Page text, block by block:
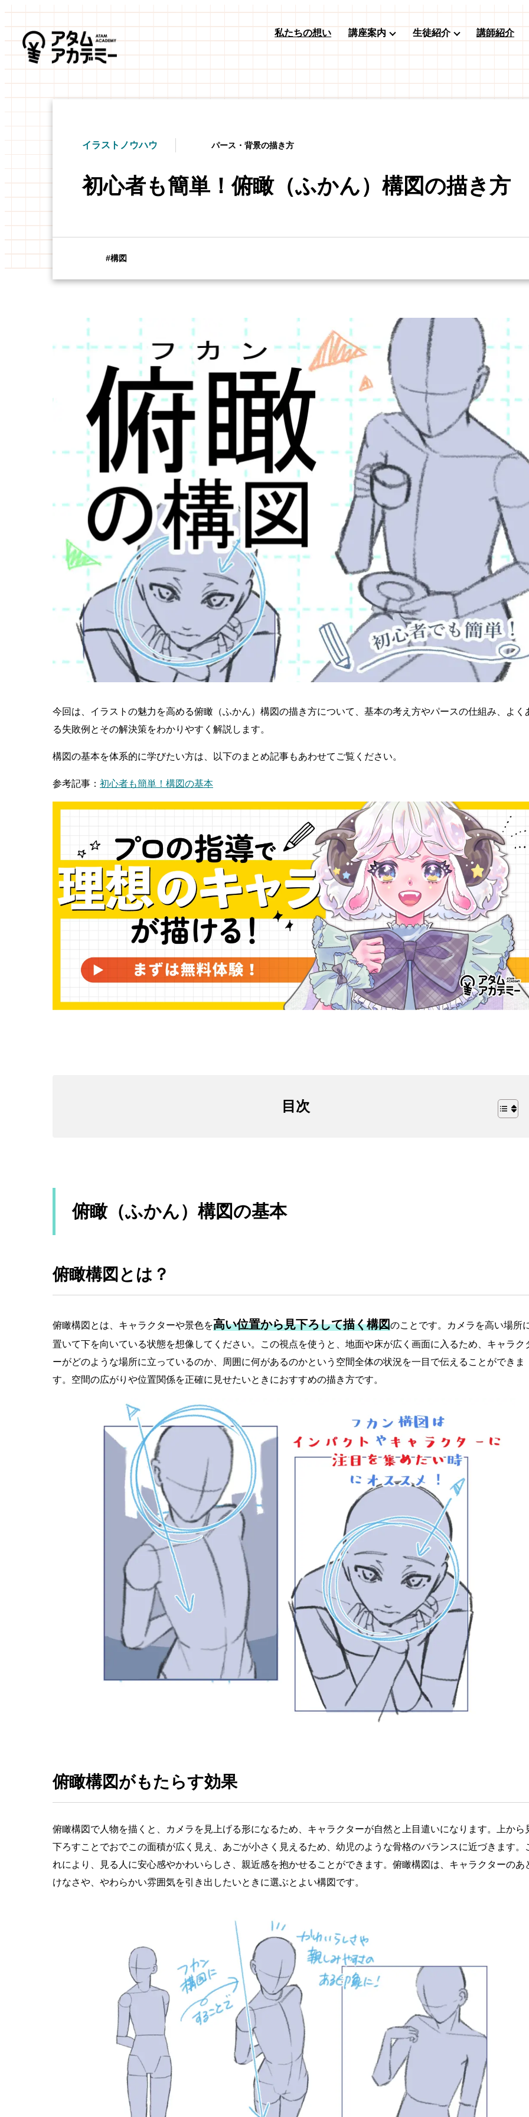
私たちの想い 講座案内 生徒紹介 講師紹介
イラストノウハウ パース・背景の描き方
初心者も簡単！俯瞰（ふかん）構図の描き方
構図
今回は、イラストの魅力を高める俯瞰（ふかん）構図の描き方について、基本の考え方やパースの仕組み、よく
る失敗例とその解決策をわかりやすく解説します。
構図の基本を体系的に学びたい方は、以下のまとめ記事もあわせてご覧ください。
参考記事： 初心者も簡単！構図の基本
目次
俯瞰（ふかん）構図の基本
俯瞰構図とは？
俯瞰構図とは、キャラクターや景色を高い位置から見下ろして描く構図のことです。カメラを高い場所
置いて下を向いている状態を想像してください。この視点を使うと、地面や床が広く画面に入るため、キャラク
ーがどのような場所に立っているのか、周囲に何があるのかという空間全体の状況を一目で伝えることができま
す。空間の広がりや位置関係を正確に見せたいときにおすすめの描き方です。
俯瞰構図がもたらす効果
俯瞰構図で人物を描くと、カメラを見上げる形になるため、キャラクターが自然と上目遣いになります。上から
下ろすことでおでこの面積が広く見え、あごが小さく見えるため、幼児のような骨格のバランスに近づきます。
れにより、見る人に安心感やかわいらしさ、親近感を抱かせることができます。俯瞰構図は、キャラクターのあ
けなさや、やわらかい雰囲気を引き出したいときに選ぶとよい構図です。